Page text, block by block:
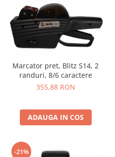
Marcator pret, Blitz S14, 2
randuri, 8/6 caractere
355,88 RON
ADAUGA IN COS
-21%